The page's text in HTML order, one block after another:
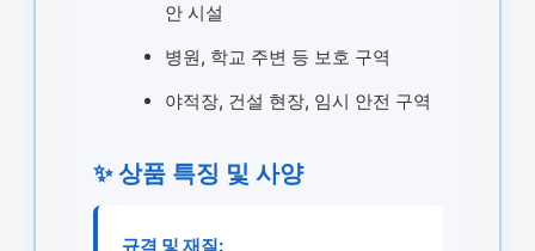
안 시설
병원, 학교 주변 등 보호 구역
야적장, 건설 현장, 임시 안전 구역
✨ 상품 특징 및 사양
규격 및 재질: